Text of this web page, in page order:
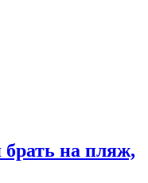
брать на пляж,